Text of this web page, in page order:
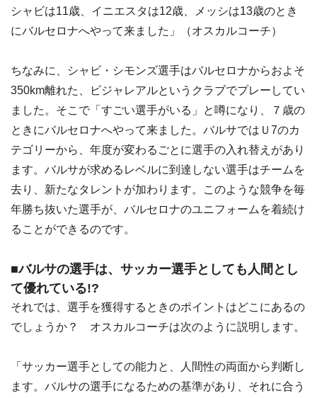
シャビは11歳、イニエスタは12歳、メッシは13歳のとき
にバルセロナへやって来ました」（オスカルコーチ）
ちなみに、シャビ・シモンズ選手はバルセロナからおよそ
350km離れた、ビジャレアルというクラブでプレーしてい
ました。そこで「すごい選手がいる」と噂になり、７歳の
ときにバルセロナへやって来ました。バルサではＵ7のカ
テゴリーから、年度が変わるごとに選手の入れ替えがあり
ます。バルサが求めるレベルに到達しない選手はチームを
去り、新たなタレントが加わります。このような競争を毎
年勝ち抜いた選手が、バルセロナのユニフォームを着続け
ることができるのです。
■バルサの選手は、サッカー選手としても人間とし
て優れている!?
それでは、選手を獲得するときのポイントはどこにあるの
でしょうか？ オスカルコーチは次のように説明します。
「サッカー選手としての能力と、人間性の両面から判断し
ます。バルサの選手になるための基準があり、それに合う